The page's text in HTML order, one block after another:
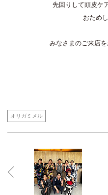
先回りして頭皮ケ
おため
みなさまのご来店
オリガミメル